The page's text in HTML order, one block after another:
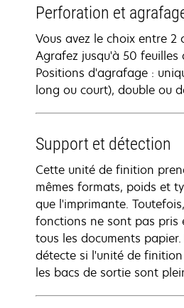
Perforation et
Vous avez le choix entre 2
Agrafez jusqu'à 50 feuilles
Positions d'agrafage :
long ou court), double ou
Support et détection
Cette unité de finition
mêmes formats, poids et
que l'imprimante.
fonctions ne sont pas pris
tous les documents
détecte si l'unité de
les bacs de sortie sont